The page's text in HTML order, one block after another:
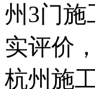
州3门施
实评价
杭州施